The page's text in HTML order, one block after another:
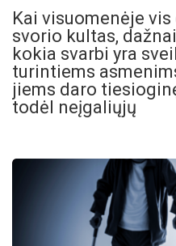
Kai visuomenėje
svorio kultas,
kokia svarbi yra
turintiems
jiems daro
todėl neįgaliųjų